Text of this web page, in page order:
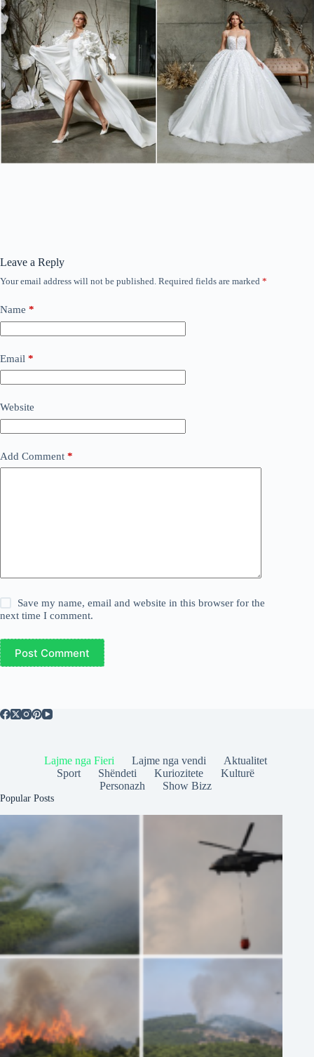
Leave a Reply
Your email address will not be published. Required fields are marked *
Name *
Email *
Website
Add Comment *
Save my name, email and website in this browser for the
next time I comment.
Post Comment
Lajme nga Fieri Lajme nga vendi
Aktualitet
Sport
Shëndeti Kuriozitete
Kulturë
Personazh
Show Bizz
Popular Posts